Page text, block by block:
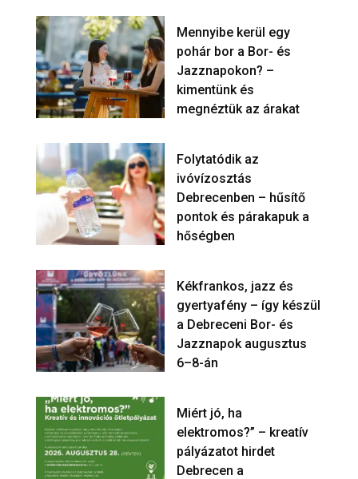
Mennyibe kerül egy
pohár bor a Bor- és
Jazznapokon? –
kimentünk és
megnéztük az árakat
Folytatódik az
ivóvízosztás
Debrecenben – hűsítő
pontok és párakapuk a
hőségben
Kékfrankos, jazz és
gyertyafény – így készül
a Debreceni Bor- és
Jazznapok augusztus
6–8-án
Miért jó, ha
elektromos?” – kreatív
pályázatot hirdet
Debrecen a